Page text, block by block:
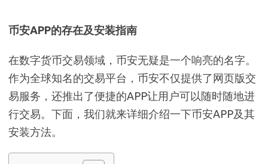
币安APP的存在及安装指南
在数字货币交易领域，币安无疑是一个响亮的名字。
作为全球知名的交易平台，币安不仅提供了网页版交
易服务，还推出了便捷的APP让用户可以随时随地进
行交易。下面，我们就来详细介绍一下币安APP及其
安装方法。